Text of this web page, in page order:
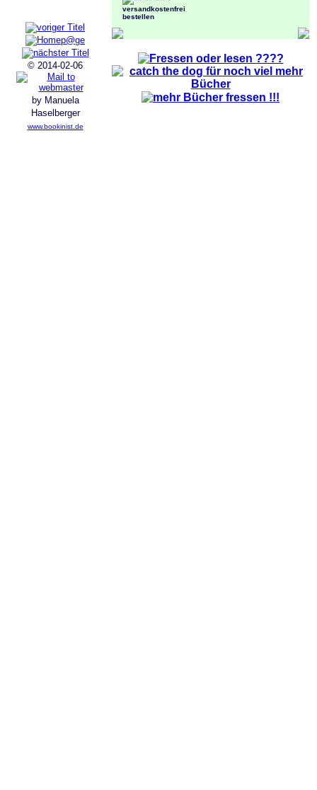
© 2014-02-06
by Manuela
Haselberger
www.bookinist.de